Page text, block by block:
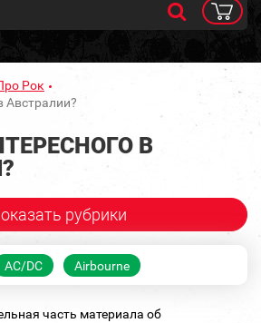
Рок
Австралии?
В
рубрики
AC/DC Airbourne
часть материала об